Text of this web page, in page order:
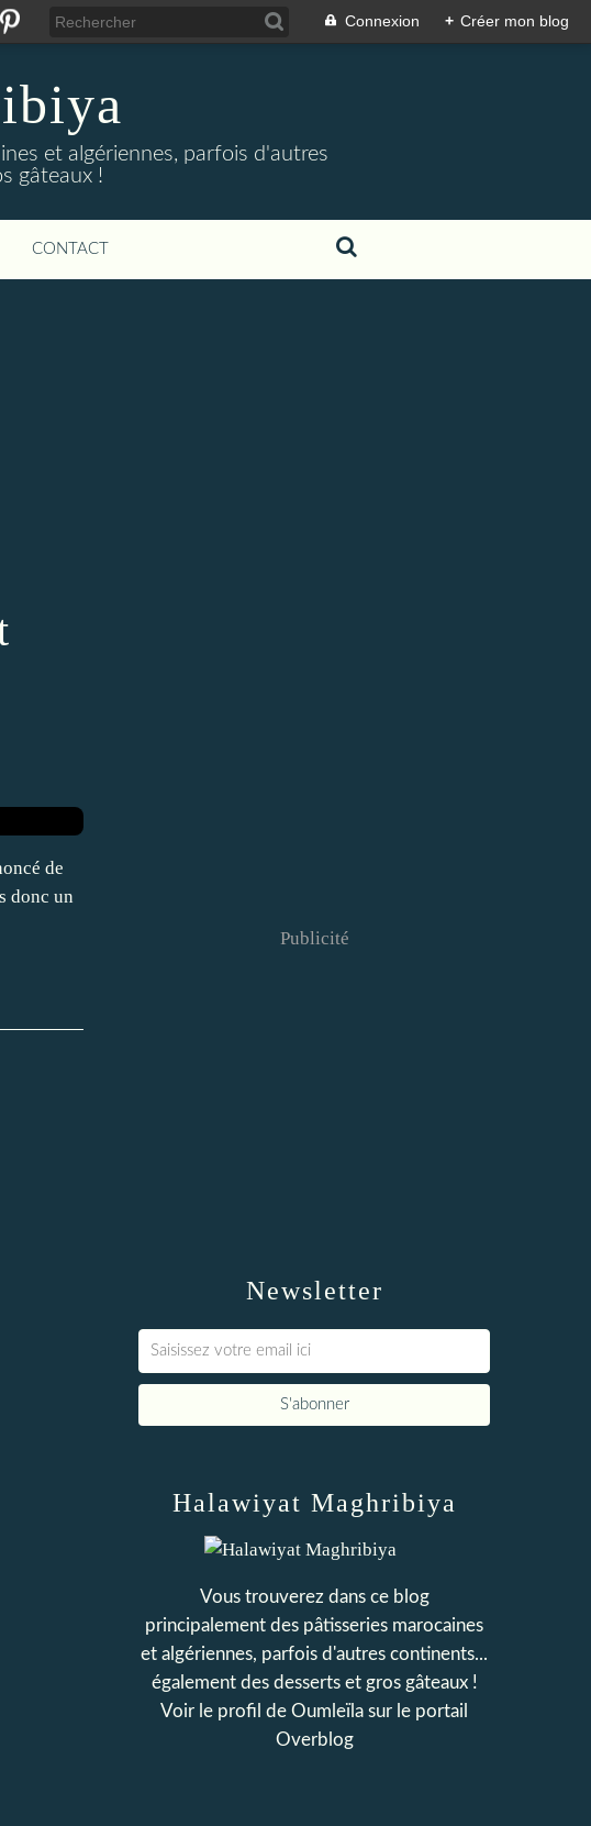
Connexion + Créer mon blog
et algériennes, parfois d'autres
gâteaux !
CONTACT
de
donc un
Newsletter
Publicité
Halawiyat Maghribiya
Vous trouverez dans ce blog
principalement des pâtisseries marocaines
et algériennes, parfois d'autres continents...
également des desserts et gros gâteaux !
Voir le profil de Oumleïla sur le portail
Overblog